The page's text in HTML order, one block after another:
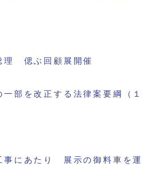
理 偲ぶ回顧展開催
一部を改正する法律案要綱（１
事にあたり 展示の御料車を